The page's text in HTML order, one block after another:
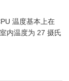
温度基本上在
内温度为 27 摄氏